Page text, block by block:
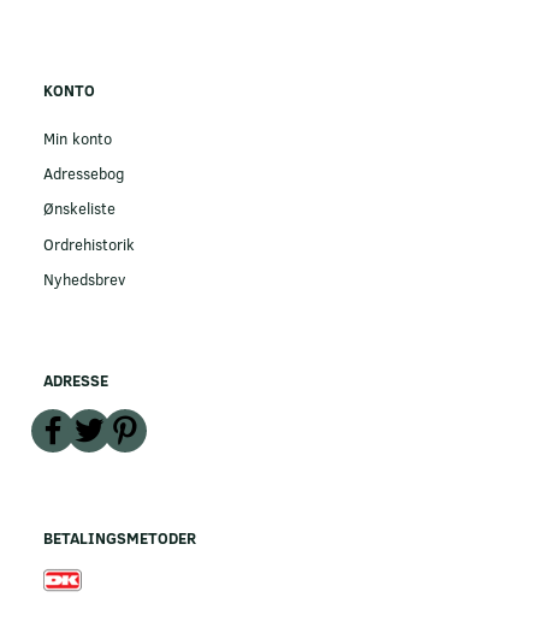
KONTO
Min konto
Adressebog
Ønskeliste
Ordrehistorik
Nyhedsbrev
ADRESSE
BETALINGSMETODER